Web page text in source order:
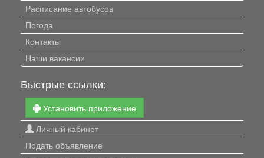
Расписание автобусов
Погода
Контакты
Наши вакансии
Быстрые ссылки:
Установить приложение
Личный кабинет
Подать объявление